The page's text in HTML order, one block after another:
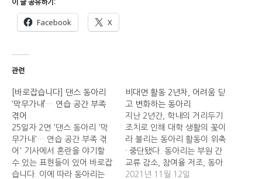
이 글 공유하기:
Facebook X
관련
[바로잡습니다] 댄스 동아리
‘막무가내’… 연습 공간 부족
겪어
25일자 2면 '댄스 동아리 '막
무가내'… 연습 공간 부족 겪
어' 기사에서 혼란을 야기할
수 있는 표현들이 있어 바로잡
습니다. 이에 따라 동아리는
비대면 활동 2년차, 어려움 딛
고 변화하는 동아리
지난 2년간, 학내의 거리두기
조치로 인해 대학 생활의 꽃이
라 불리는 동아리 활동이 위축
· 중단됐다. 동아리는 부원 간
교류 감소, 참여율 저조, 동아
리 존속 문제로 고충을 겪고
2021년 11월 12일